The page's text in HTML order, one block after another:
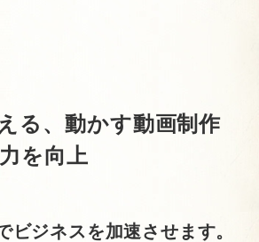
る、動かす動画制作
を向上
ビジネスを加速させます。